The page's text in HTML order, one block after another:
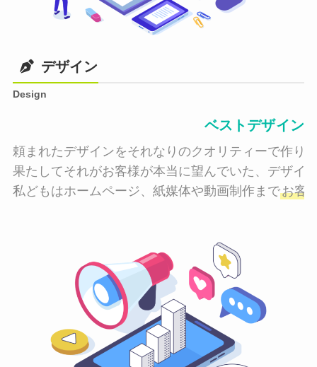
デザイン
Design
ベストデザイン
頼まれたデザインをそれなりのクオリティーで作り
果たしてそれがお客様が本当に望んでいた、デザイ
私どもはホームページ、紙媒体や動画制作までお客